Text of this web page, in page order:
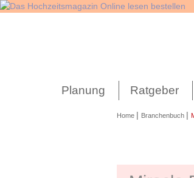
Planung Ratgeber
Home | Branchenbuch |